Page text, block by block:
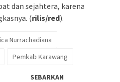
dan sejahtera, karena
(rilis/red).
Nurrachadiana
Pemkab Karawang
SEBARKAN